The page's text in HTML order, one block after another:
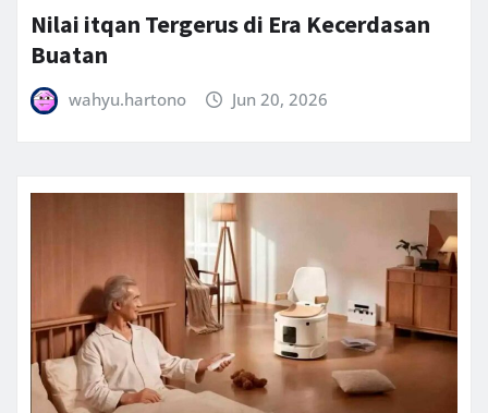
Nilai itqan Tergerus di Era Kecerdasan
Buatan
wahyu.hartono Jun 20, 2026